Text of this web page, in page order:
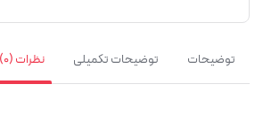
توضیحات توضیحات تکمیلی نظرات (0)